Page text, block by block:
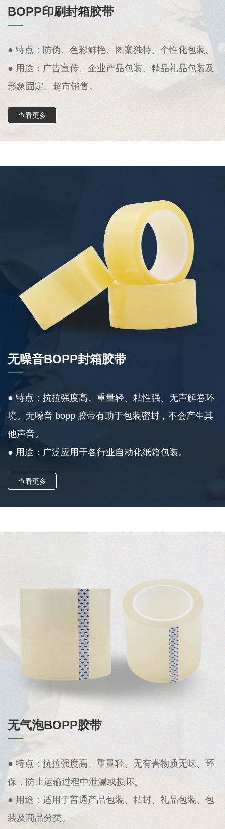
BOPP印刷封箱胶带
● 特点：防伪、色彩鲜艳、图案独特、个性化包装。
● 用途：广告宣传、企业产品包装、精品礼品包装及
形象固定、超市销售。
查看更多
无噪音BOPP封箱胶带
● 特点：抗拉强度高、重量轻、粘性强、无声解卷环
境。无噪音 bopp 胶带有助于包装密封，不会产生其
他声音。
● 用途：广泛应用于各行业自动化纸箱包装。
查看更多
无气泡BOPP胶带
● 特点：抗拉强度高、重量轻、无有害物质无味、环
保，防止运输过程中泄漏或损坏。
● 用途：适用于普通产品包装、粘封、礼品包装、包
装及商品分类。